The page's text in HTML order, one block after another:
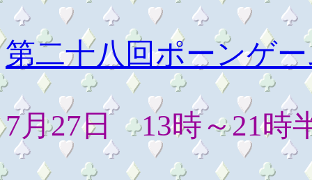
第二十八回ポーンゲ
7月27日 13時～21時